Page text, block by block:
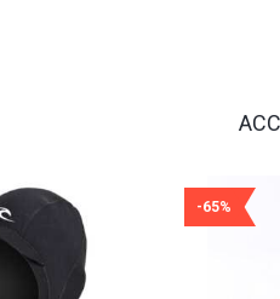
-65%